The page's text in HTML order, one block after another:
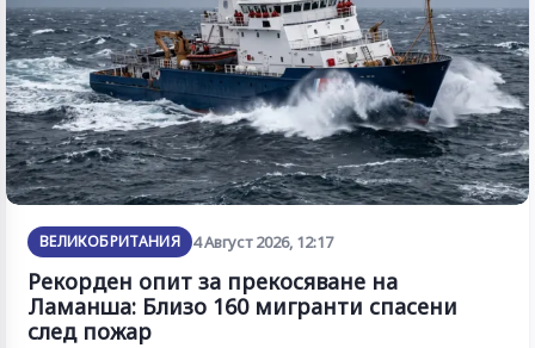
ВЕЛИКОБРИТАНИЯ 4 Август 2026, 12:17
Рекорден опит за прекосяване на
Ламанша: Близо 160 мигранти спасени
след пожар